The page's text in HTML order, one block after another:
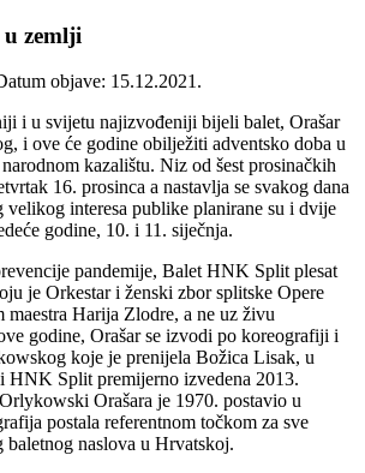
zemlji
objave: 15.12.2021.
i u svijetu najizvođeniji bijeli balet, Orašar
i ove će godine obilježiti adventsko doba u
kazalištu. Niz od šest prosinačkih
16. prosinca a nastavlja se svakog dana
velikog interesa publike planirane su i dvije
godine, 10. i 11. siječnja.
pandemije, Balet HNK Split plesat
je Orkestar i ženski zbor splitske Opere
maestra Harija Zlodre, a ne uz živu
godine, Orašar se izvodi po koreografiji i
koje je prenijela Božica Lisak, u
HNK Split premijerno izvedena 2013.
Orašara je 1970. postavio u
postala referentnom točkom za sve
naslova u Hrvatskoj.